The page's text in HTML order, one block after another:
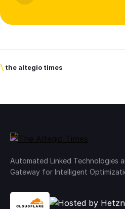
\ the altegio times
Automated Linked Technologies
Gateway for Intelligent